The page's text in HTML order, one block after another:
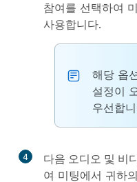
참여를 선택하여
사용합니다.
해당 옵
설정이
우선합
4 다음 오디오 및 비
여 미팅에서 귀하